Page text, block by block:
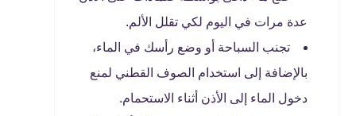
عدة مرات في اليوم لكي تقلل الألم.
تجنب السباحة أو وضع رأسك في الماء،
بالإضافة إلى استخدام الصوف القطني لمنع
دخول الماء إلى الأذن أثناء الاستحمام.